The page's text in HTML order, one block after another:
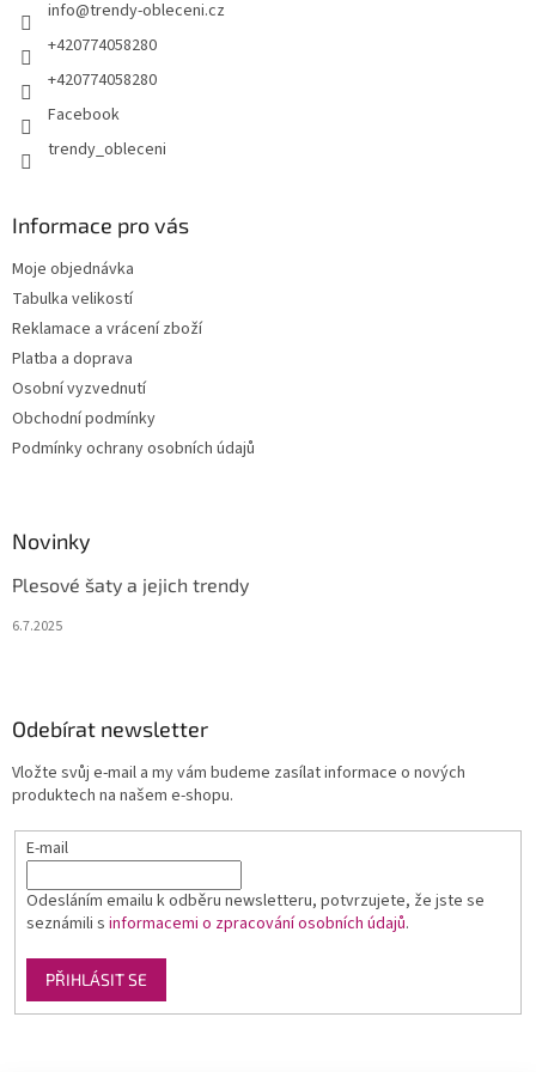
info@trendy-obleceni.cz
+420774058280
+420774058280
Facebook
trendy_obleceni
Informace pro vás
Moje objednávka
Tabulka velikostí
Reklamace a vrácení zboží
Platba a doprava
Osobní vyzvednutí
Obchodní podmínky
Podmínky ochrany osobních údajů
Novinky
Plesové šaty a jejich trendy
6.7.2025
Odebírat newsletter
Vložte svůj e-mail a my vám budeme zasílat informace o nových
produktech na našem e-shopu.
E-mail
Odesláním emailu k odběru newsletteru, potvrzujete, že jste se
seznámili s informacemi o zpracování osobních údajů.
PŘIHLÁSIT SE